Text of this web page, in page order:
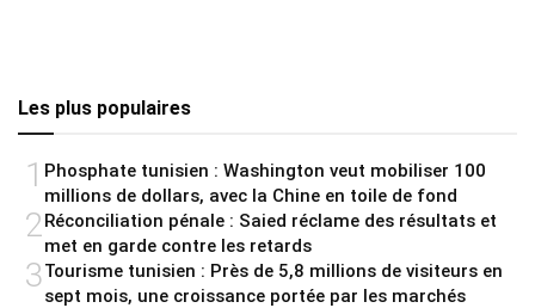
Les plus populaires
1 Phosphate tunisien : Washington veut mobiliser 100
millions de dollars, avec la Chine en toile de fond
2 Réconciliation pénale : Saied réclame des résultats et
met en garde contre les retards
3Tourisme tunisien : Près de 5,8 millions de visiteurs en
sept mois, une croissance portée par les marchés